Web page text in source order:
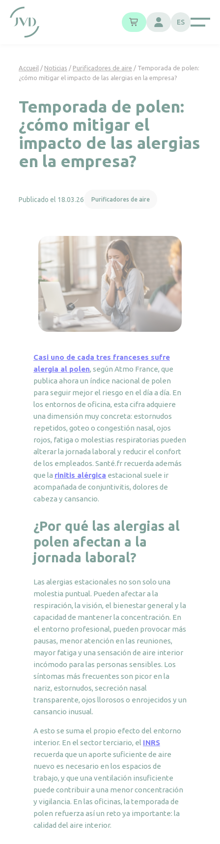
ES
Accueil / Noticias / Purificadores de aire / Temporada de polen:
¿cómo mitigar el impacto de las alergias en la empresa?
Temporada de polen:
¿cómo mitigar el
impacto de las alergias
en la empresa?
Publicado el 18.03.26 Purificadores de aire
Casi uno de cada tres franceses sufre
alergia al polen, según Atmo France, que
publica ahora un índice nacional de polen
para seguir mejor el riesgo en el día a día. En
los entornos de oficina, esta cifra adquiere
una dimensión muy concreta: estornudos
repetidos, goteo o congestión nasal, ojos
rojos, fatiga o molestias respiratorias pueden
alterar la jornada laboral y reducir el confort
de los empleados. Santé.fr recuerda además
que la rinitis alérgica estacional suele ir
acompañada de conjuntivitis, dolores de
cabeza y cansancio.
¿Por qué las alergias al
polen afectan a la
jornada laboral?
Las alergias estacionales no son solo una
molestia puntual. Pueden afectar a la
respiración, la visión, el bienestar general y la
capacidad de mantener la concentración. En
el entorno profesional, pueden provocar más
pausas, menor atención en las reuniones,
mayor fatiga y una sensación de aire interior
incómodo para las personas sensibles. Los
síntomas más frecuentes son picor en la
nariz, estornudos, secreción nasal
transparente, ojos llorosos o enrojecidos y un
cansancio inusual.
A esto se suma el propio efecto del entorno
interior. En el sector terciario, el INRS
recuerda que un aporte suficiente de aire
nuevo es necesario en los espacios de
trabajo, y que una ventilación insuficiente
puede contribuir a una menor concentración
y vigilancia. En las oficinas, la temporada de
polen refuerza así un reto ya importante: la
calidad del aire interior.
Panel de gestión de cookies